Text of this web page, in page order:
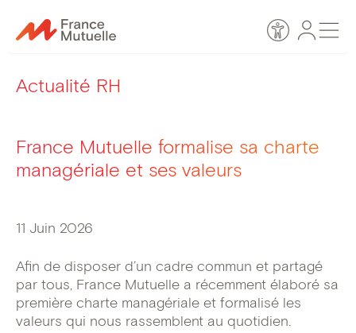
au
Accessibilité
Espace
Actualité RH
France Mutuelle formalise sa charte
managériale et ses valeurs
11 Juin 2026
Afin de disposer d’un cadre commun et partagé
par tous, France Mutuelle a récemment élaboré sa
première charte managériale et formalisé les
valeurs qui nous rassemblent au quotidien.